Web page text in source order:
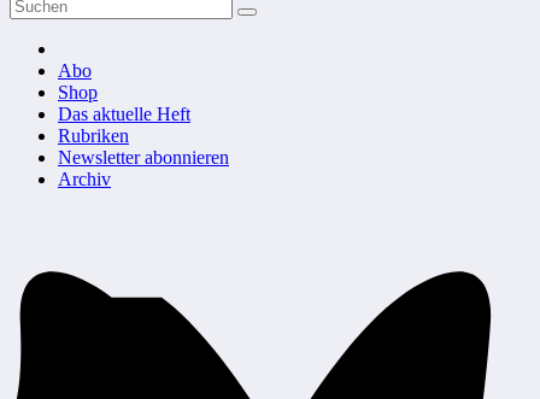
Abo
Shop
Das aktuelle Heft
Rubriken
Newsletter abonnieren
Archiv